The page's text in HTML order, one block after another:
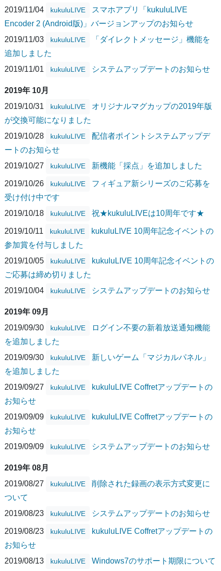
2019/11/04
kukuluLIVE
スマホアプリ「kukuluLIVE
Encoder 2 (Android版)」バージョンアップのお知らせ
2019/11/03
kukuluLIVE
「ダイレクトメッセージ」機能を
追加しました
2019/11/01
kukuluLIVE システムアップデートのお知らせ
2019年 10月
2019/10/31
kukuluLIVE
オリジナルマグカップの2019年版
が交換可能になりました
2019/10/28
kukuluLIVE
配信者ポイントシステムアップデ
ートのお知らせ
2019/10/27
kukuluLIVE 新機能「採点」を追加しました
2019/10/26 kukuluLIVE
フィギュア新シリーズのご応募を
受け付け中です
2019/10/18
kukuluLIVE 祝★kukuluLIVEは10周年です★
2019/10/11 kukuluLIVE
kukuluLIVE 10周年記念イベントの
参加賞を付与しました
2019/10/05
kukuluLIVE
kukuluLIVE 10周年記念イベントの
ご応募は締め切りました
2019/10/04
kukuluLIVE システムアップデートのお知らせ
2019年 09月
2019/09/30
kukuluLIVE
ログイン不要の新着放送通知機能
を追加しました
2019/09/30
kukuluLIVE
新しいゲーム「マジカルパネル」
を追加しました
2019/09/27
kukuluLIVE
kukuluLIVE Coffretアップデートの
お知らせ
2019/09/09
kukuluLIVE
kukuluLIVE Coffretアップデートの
お知らせ
2019/09/09
kukuluLIVE システムアップデートのお知らせ
2019年 08月
2019/08/27
kukuluLIVE
削除された録画の表示方式変更に
ついて
2019/08/23
kukuluLIVE システムアップデートのお知らせ
2019/08/23 kukuluLIVE
kukuluLIVE Coffretアップデートの
お知らせ
2019/08/13
kukuluLIVE Windows7のサポート期限について